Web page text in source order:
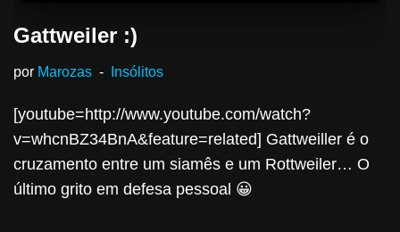
Gattweiler :)
por Marozas Insólitos
[youtube=http://www.youtube.com/watch?
v=whcnBZ34BnA&feature=related] Gattweiller é o
cruzamento entre um siamês e um Rottweiler… O
último grito em defesa pessoal 😀